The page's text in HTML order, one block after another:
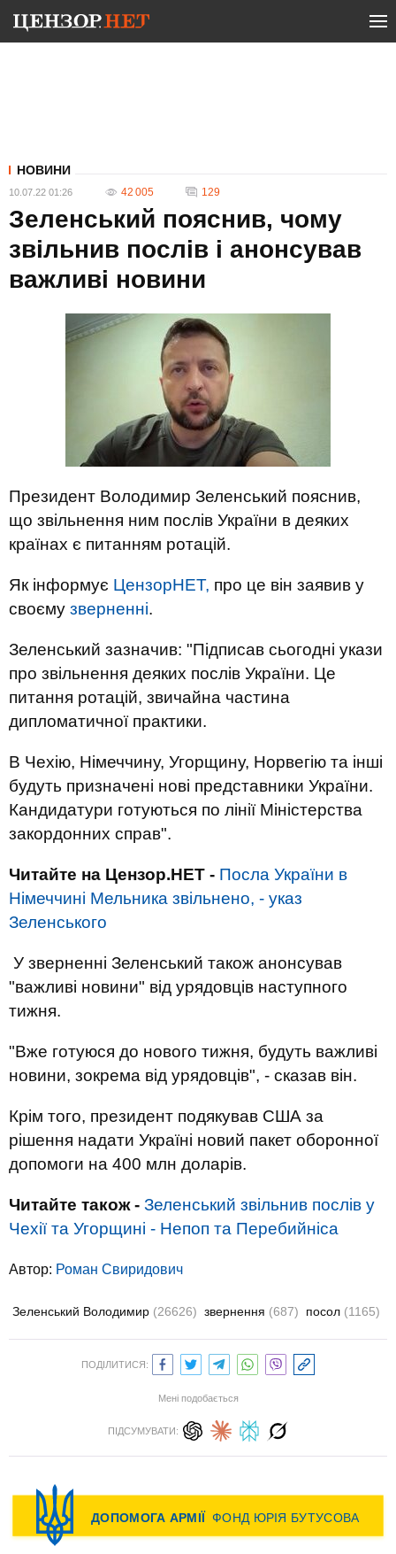
НОВИНИ
10.07.22 01:26 42 005 129
Зеленський пояснив, чому
звільнив послів і анонсував
важливі новини
Президент Володимир Зеленський пояснив,
що звільнення ним послів України в деяких
країнах є питанням ротацій.
Як інформує ЦензорНЕТ, про це він заявив у
своєму зверненні.
Зеленський зазначив: "Підписав сьогодні укази
про звільнення деяких послів України. Це
питання ротацій, звичайна частина
дипломатичної практики.
В Чехію, Німеччину, Угорщину, Норвегію та інші
будуть призначені нові представники України.
Кандидатури готуються по лінії Міністерства
закордонних справ".
Читайте на Цензор.НЕТ - Посла України в
Німеччині Мельника звільнено, - указ
Зеленського
У зверненні Зеленський також анонсував
"важливі новини" від урядовців наступного
тижня.
"Вже готуюся до нового тижня, будуть важливі
новини, зокрема від урядовців", - сказав він.
Крім того, президент подякував США за
рішення надати Україні новий пакет оборонної
допомоги на 400 млн доларів.
Читайте також - Зеленський звільнив послів у
Чехії та Угорщині - Непоп та Перебийніса
Автор: Роман Свиридович
Зеленський Володимир (26626) звернення (687) посол (1165)
ПОДІЛИТИСЯ:
Мені подобається
ПІДСУМУВАТИ: